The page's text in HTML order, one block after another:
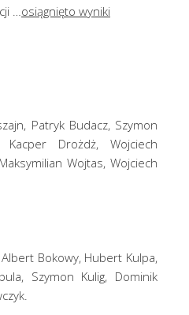
… osiągnięto wyniki
Budacz, Szymon
Kacper Drożdż, Wojciech
Wojtas, Wojciech
Bokowy, Hubert Kulpa,
Szymon Kulig, Dominik